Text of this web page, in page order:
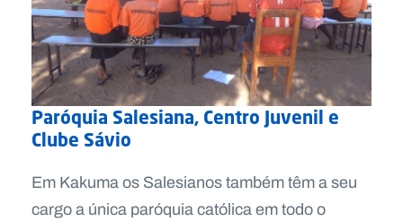
Paróquia Salesiana, Centro Juvenil e
Clube Sávio
Em Kakuma os Salesianos também têm a seu
cargo a única paróquia católica em todo o